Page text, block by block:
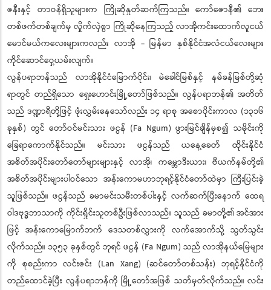
ဇနီးနှင့် တာဝန်ရှိသူများက ကြိုဆိုနှုတ်ဆက်ကြသည်။ ကော်ဇောနီ၏ ဘေး
တစ်ဖက်တစ်ချက်မှ လှိုက်လှဲစွာ ကြိုဆိုနေကြသည့် လာအိုကင်းထောက်လူငယ်
မောင်မယ်ကလေးများကလည်း လာအို - မြန်မာ နှစ်နိုင်ငံအလံငယ်လေးများ
ကိုင်ဆောင်ဝှေ့ယမ်းလျက်။
လွန်ပရာဘန်သည် လာအိုနိုင်ငံမြောက်ပိုင်း၊ မဲခေါင်မြစ်နှင့် နမ်ခန်မြစ်တို့ဆုံ
ရာတွင် တည်ရှိသော ရှေးဟောင်းမြို့တော်ဖြစ်သည်။ လွန်ပရာဘန်၏ အတိတ်
သည် ဒဏ္ဍာရီတို့ဖြင့် ဖုံးလွှမ်းနေသော်လည်း ၁၄ ရာစု အစောပိုင်းကာလ (၁၃၁၆
ခုနှစ်) တွင် တော်ဝင်မင်းသား ဖငွန် (Fa Ngum) ဖွားမြင်ချိန်မှစ၍ သမိုင်းကို
ခြေရာကောက်နိုင်သည်။ မင်းသား ဖငွန်သည် ယနေ့ခေတ် ထိုင်းနိုင်ငံ
အစိတ်အပိုင်းတော်တော်များများနှင့် လာအို၊ ကမ္ဘောဒီးယား၊ ဗီယက်နမ်တို့၏
အစိတ်အပိုင်းများပါဝင်သော အန်းကောမဟာဘုရင့်နိုင်ငံတော်ထဲမှာ ကြီးပြင်းခဲ့
သူဖြစ်သည်။ ဖငွန်သည် ခမာမင်းသမီးတစ်ပါးနှင့် လက်ဆက်ပြီးနောက် ထေရ
ဝါဒဗုဒ္ဓဘာသာကို ကိုင်းရှိုင်းသူတစ်ဦးဖြစ်လာသည်။ သူသည် ခမာတို့၏ အင်အား
ဖြင့် အန်းကောမြောက်ဘက် ဒေသတစ်လွှားကို လက်အောက်သို့ သွတ်သွင်း
လိုက်သည်။ ၁၃၅၃ ခုနှစ်တွင် ဘုရင် ဖငွန် (Fa Ngum) သည် လာအိုနယ်မြေများ
ကို စုစည်းကာ လင်းဇင်း (Lan Xang) (ဆင်တော်တစ်သန်း) ဘုရင့်နိုင်ငံကို
တည်ထောင်ခဲ့ပြီး လွန်ပရာဘန်ကို မြို့တော်အဖြစ် သတ်မှတ်လိုက်သည်။ လင်း